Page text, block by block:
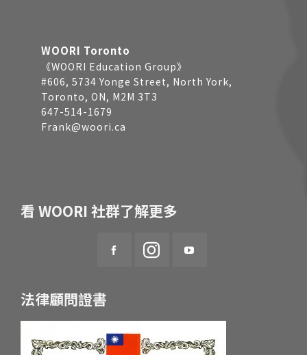
WOORI Toronto
《WOORI Education Group》
#606, 5734 Yonge Street, North York,
Toronto, ON, M2M 3T3
647-514-1679
Frank@woori.ca
看 WOORI 社群了解更多
法律顧問證書